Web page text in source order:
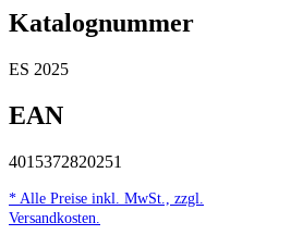
Katalognummer
ES 2025
EAN
4015372820251
* Alle Preise inkl. MwSt., zzgl.
Versandkosten.